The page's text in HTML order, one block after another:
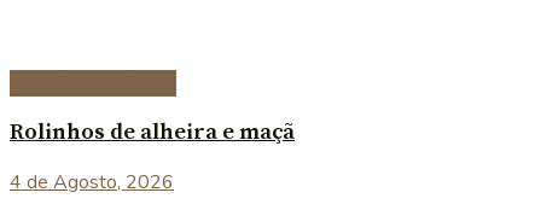
Rolinhos de alheira e maçã
4 de Agosto, 2026